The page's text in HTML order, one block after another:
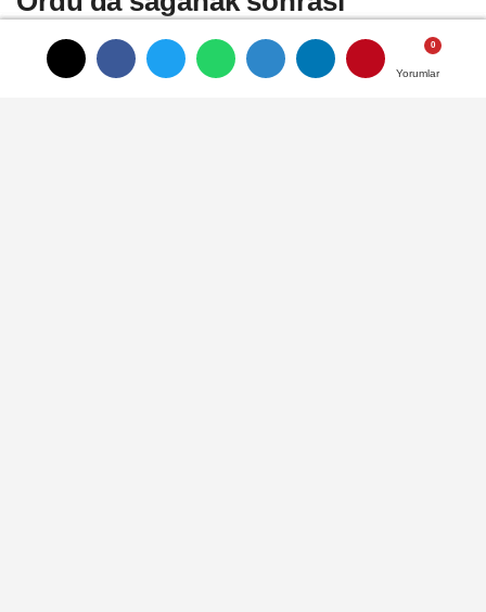
Yorumlar
Yorumlar
köprünün bir bölümü çöktü
Yorumlar